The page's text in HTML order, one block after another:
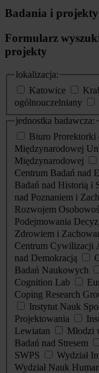
Badania i projekty
Formularz
projekty
lokalizacja:
Katowice
ogólnouczelniany
jednostka badawcza:
Biuro Prorektorki
Międzynarodowej
Międzynarodowej
Centrum Badań nad
Badań nad Historią i
nad Poznaniem i
Rozwojem
Podejmowania
Zdrowiem i
Centrum Cywilizacji
nad Demokracją
Badań Naukowych
Cognition Lab
Coping Research
Instytut Nauk
Projektowania
Lewiatan
Młodzi
Badań nad Stresem
SWPS
Wydział
Wydział Nauk